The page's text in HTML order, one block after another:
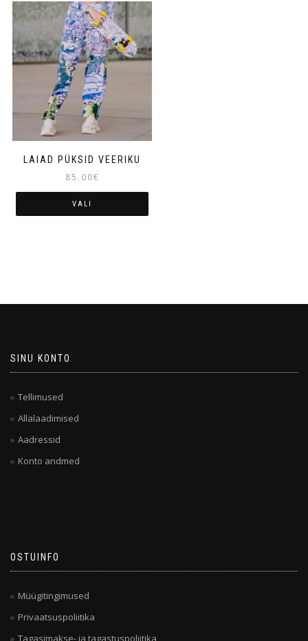
LAIAD PÜKSID VEERIKU
85.00€
VALI
SINU KONTO
Tellimused
Allalaadimised
Aadressid
Konto andmed
OSTUINFO
Müügitingimused
Privaatsuspoliitika
Tagasimakse- ja tagastuspoliitika